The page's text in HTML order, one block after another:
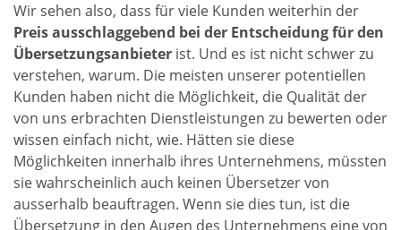
Wir sehen also, dass für viele Kunden weiterhin der
Preis ausschlaggebend bei der Entscheidung für den
Übersetzungsanbieter ist. Und es ist nicht schwer zu
verstehen, warum. Die meisten unserer potentiellen
Kunden haben nicht die Möglichkeit, die Qualität der
von uns erbrachten Dienstleistungen zu bewerten oder
wissen einfach nicht, wie. Hätten sie diese
Möglichkeiten innerhalb ihres Unternehmens, müssten
sie wahrscheinlich auch keinen Übersetzer von
ausserhalb beauftragen. Wenn sie dies tun, ist die
Übersetzung in den Augen des Unternehmens eine von